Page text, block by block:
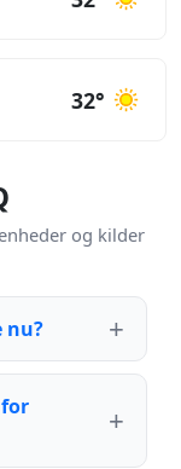
32°
og kilder
nu?